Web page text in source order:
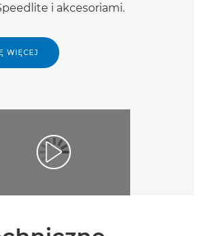
i akcesoriami.
WIĘCEJ